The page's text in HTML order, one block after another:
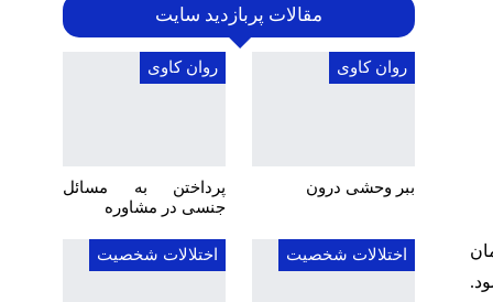
مقالات پربازدید سایت
روان کاوی
ببر وحشی درون
روان کاوی
پرداختن به مسائل
جنسی در مشاوره
اختلالات شخصیت اختلالات شخصیت